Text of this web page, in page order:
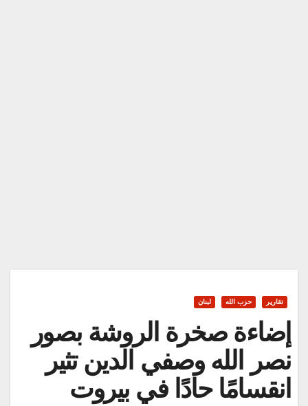
تقارير حزب الله لبنان
إضاءة صخرة الروشة بصور
نصر الله وصفي الدين تثير
انقسامًا حادًا في بيروت